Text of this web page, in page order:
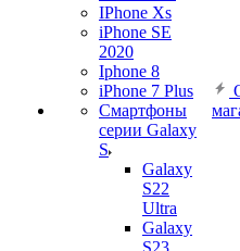
IPhone Xs
iPhone SE
2020
Iphone 8
iPhone 7 Plus
Смартфоны
серии Galaxy
S
Galaxy
S22
Ultra
Galaxy
S23